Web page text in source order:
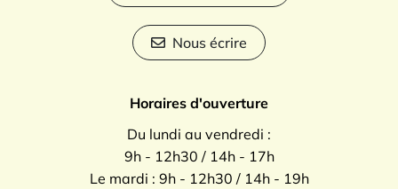
Nous écrire
Horaires d'ouverture
Du lundi au vendredi :
9h - 12h30 / 14h - 17h
Le mardi : 9h - 12h30 / 14h - 19h